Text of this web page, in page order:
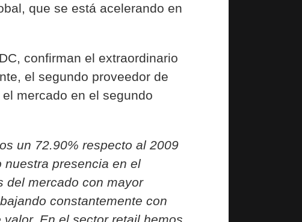
que se está acelerando en
confirman el extraordinario
el segundo proveedor de
mercado en el segundo
un 72.90% respecto al 2009
presencia en el
del mercado con mayor
constantemente con